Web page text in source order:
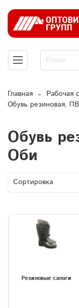
Главная Рабочая
Обувь резиновая,
Обувь
Оби
Резиновые сапоги